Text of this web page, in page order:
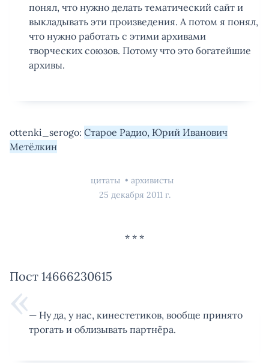
понял, что нужно делать тематический сайт и
выкладывать эти произведения. А потом я понял,
что нужно работать с этими архивами
творческих союзов. Потому что это богатейшие
архивы.
ottenki_serogo: Старое Радио, Юрий Иванович
Метёлкин
цитаты
архивисты
25 декабря 2011 г.
Пост 14666230615
— Ну да, у нас, кинестетиков, вообще принято
трогать и облизывать партнёра.